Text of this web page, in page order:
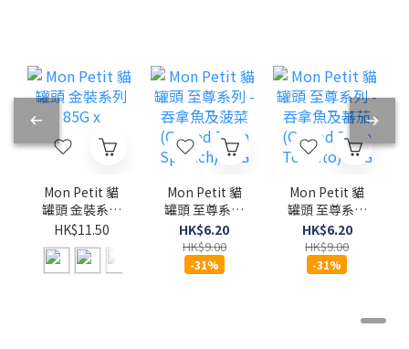
Mon Petit 貓
罐頭 金裝系列
85G x
HK$11.50
Mon Petit 貓
罐頭 至尊系列
- 吞拿魚及菠
菜 (Grilled
Tuna
Spinach) 85G
HK$6.20
HK$9.00
-31%
Mon Petit 貓
罐頭 至尊系列
- 吞拿魚及蕃
茄 (Grilled
Tuna
Tomato)
HK$6.20
HK$9.00
-31%